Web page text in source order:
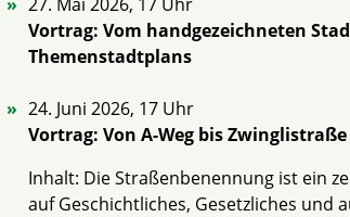
Vortrag: Vom handgezeichneten
Themenstadtplans
24. Juni 2026, 17 Uhr
Vortrag: Von A-Weg bis
Inhalt: Die Straßenbenennung ist ein
auf Geschichtliches, Gesetzliches und